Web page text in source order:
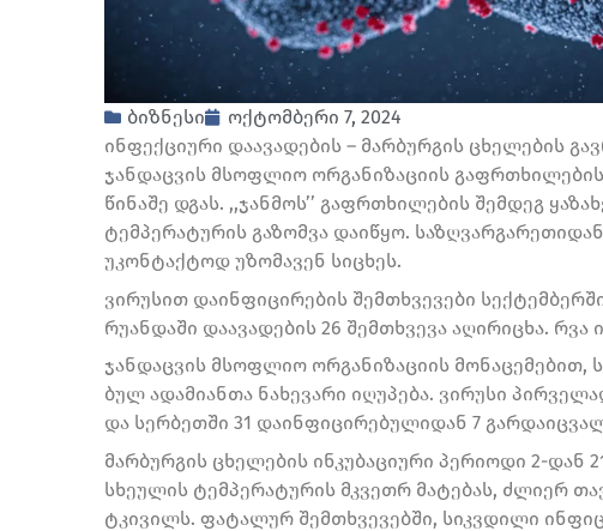
ბიზნესი
ოქტომბერი 7, 2024
ინ­ფექ­ცი­უ­რი და­ა­ვა­დე­ბის – მარ­ბურ­გის ცხელების
ჯანდაცვის მსოფლიო ორგანიზაციის
წინაშე დგას. ,,ჯანმოს’’ გაფრთხილების შემდეგ
ტემპერატურის გაზომვა დაიწყო.
უკონტაქტოდ უზომავენ სიცხეს.
ვირუსით დაინფიცირების შემთხვევები
რუანდაში დაავადების 26 შემთხვევა აღირიცხა.
ჯან­დაც­ვის მსოფ­ლიო ორ­გა­ნი­ზა­ცი­ის
ბულ ადა­მი­ანთა ნა­ხე­ვა­რი იღუ­პე­ბა. ვირუ­სი
და სერ­ბეთ­ში 31 და­ინ­ფი­ცი­რე­ბუ­ლი­დან 7
მარბურგის ცხელების ინკუბაციური პერიოდი 2-დან
სხეულის ტემპერატურის მკვეთრ მატებას, ძლიერ
ტკივილს. ფატალურ შემთხვევებში, სიკვდილი